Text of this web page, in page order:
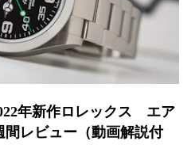
年新作ロレックス エア
間レビュー（動画解説付